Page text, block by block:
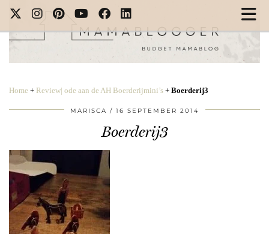
Home + Review| ode aan de AH Boerderijmini’s + Boerderij3
MARISCA 16 SEPTEMBER 2014
Boerderij3